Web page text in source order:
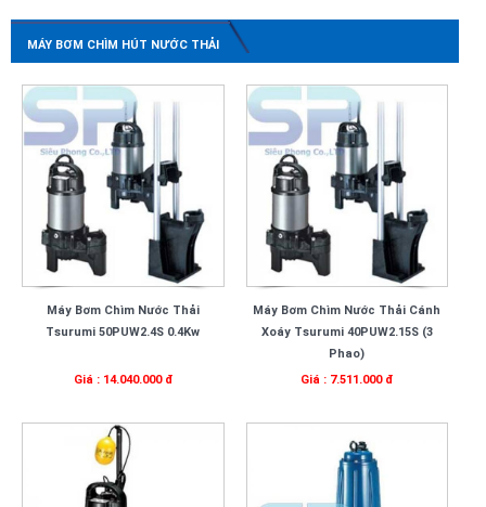
MÁY BƠM CHÌM HÚT NƯỚC THẢI
Máy Bơm Chìm Nước Thải
Tsurumi 50PUW2.4S 0.4Kw
Giá : 14.040.000 đ
Máy Bơm Chìm Nước Thải Cánh
Xoáy Tsurumi 40PUW2.15S (3
Phao)
Giá : 7.511.000 đ